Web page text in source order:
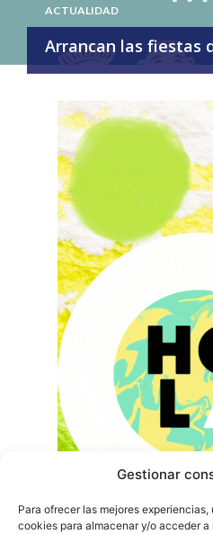
Gestionar
Para ofrecer las mejores
cookies para almacenar y/o acceder
ACTUALIDAD
Arrancan las fiestas